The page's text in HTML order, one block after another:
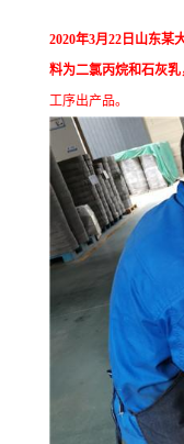
2020年3月22日山东某
料为二氯丙烷和石灰乳
工序出产品。